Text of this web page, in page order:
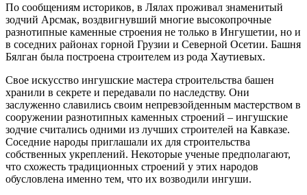
По сообщениям историков, в Лялах проживал знаменитый
зодчий Арсмак, воздвигнувший многие высокопрочные
разнотипные каменные строения не только в Ингушетии, но и
в соседних районах горной Грузии и Северной Осетии. Башня
Бялган была построена строителем из рода Хаутиевых.
Свое искусство ингушские мастера строительства башен
хранили в секрете и передавали по наследству. Они
заслуженно славились своим непревзойденным мастерством в
сооружении разнотипных каменных строений – ингушские
зодчие считались одними из лучших строителей на Кавказе.
Соседние народы приглашали их для строительства
собственных укреплений. Некоторые ученые предполагают,
что схожесть традиционных строений у этих народов
обусловлена именно тем, что их возводили ингуши.